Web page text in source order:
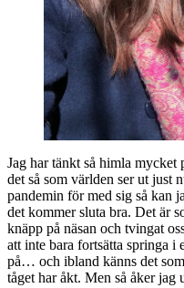
Jag har tänkt så himla mycket
det så som världen ser ut just
pandemin för med sig så kan
det kommer sluta bra. Det är
knäpp på näsan och tvingat
att inte bara fortsätta springa
på… och ibland känns det
tåget har åkt. Men så åker jag